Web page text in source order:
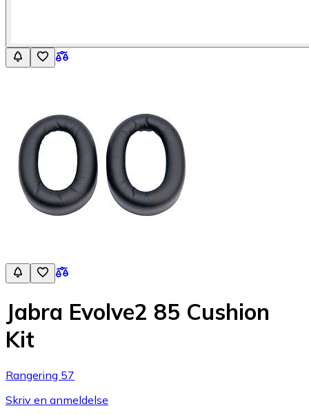
Jabra Evolve2 85 Cushion
Kit
Rangering 57
Skriv en anmeldelse